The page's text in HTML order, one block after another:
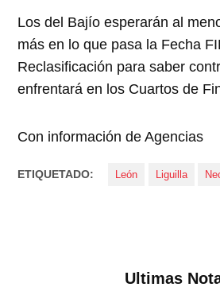
Los del Bajío esperarán al
más en lo que pasa la Fecha
Reclasificación para saber
enfrentará en los Cuartos de
Con información de Agencias
ETIQUETADO: León Liguilla
Ultimas